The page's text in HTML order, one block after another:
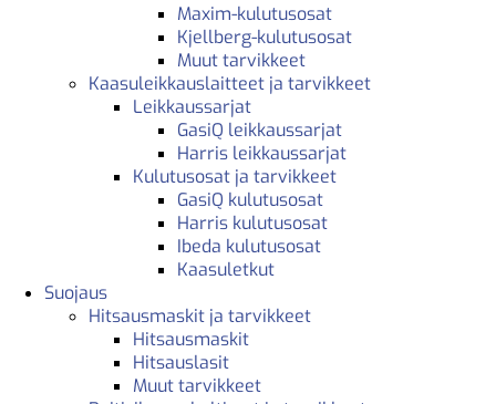
Maxim-kulutusosat
Kjellberg-kulutusosat
Muut tarvikkeet
Kaasuleikkauslaitteet ja tarvikkeet
Leikkaussarjat
GasiQ leikkaussarjat
Harris leikkaussarjat
Kulutusosat ja tarvikkeet
GasiQ kulutusosat
Harris kulutusosat
Ibeda kulutusosat
Kaasuletkut
Suojaus
Hitsausmaskit ja tarvikkeet
Hitsausmaskit
Hitsauslasit
Muut tarvikkeet